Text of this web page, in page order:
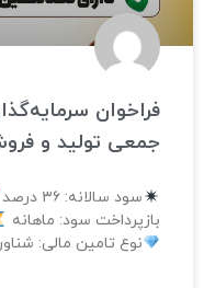
فراخوان
جمعی تولید و
سود سالانه: ۳۶ درصد
بازپرداخت سود: ماهانه
نوع تامین مالی: